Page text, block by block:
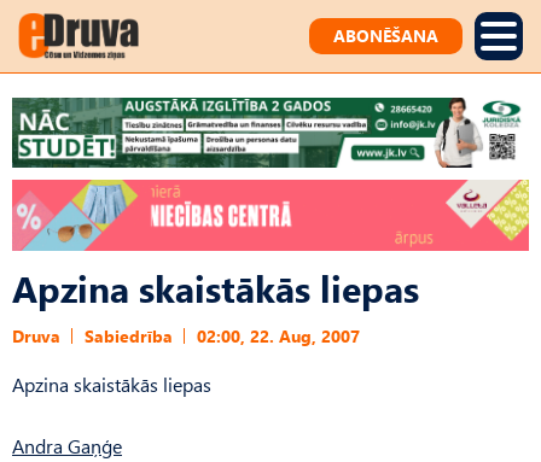
ABONĒŠANA
Apzina skaistākās liepas
Druva Sabiedrība 02:00, 22. Aug, 2007
Apzina skaistākās liepas
Andra Gaņģe